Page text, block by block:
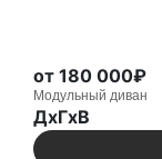
от 180 000₽
Модульный диван
ДxГxВ